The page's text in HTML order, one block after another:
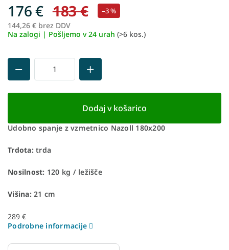
183 € –3 %
176 €
144,26 € brez DDV
Na zalogi | Pošljemo v 24 urah (>6 kos.)
Dodaj v košarico
Udobno spanje z vzmetnico Nazoll 180x200
Trdota:trda
Nosilnost: 120 kg / ležišče
Višina:21 cm
289 €
Podrobne informacije